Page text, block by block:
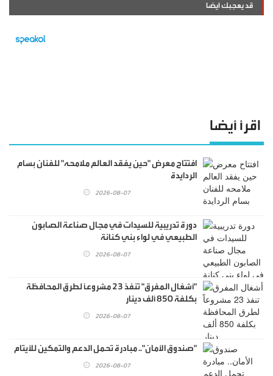
قد يعجبك ايضا
اقرأ أيضا
افتتاح معرض "حين يفقد العالم ملامحه" للفنان بسام
الردايدة
2026-08-07
دورة تدريبية للسيدات في مجال صناعة الصابون
الطبيعي في لواء بني كنانة
2026-08-07
"أشغال المفرق" تنفذ 23 مشروعاً لطرق المحافظة
بكلفة 850 ألف دينار
2026-08-07
"صندوق الأمان".. مبادرة تحمل الدعم والتمكين للأيتام
2026-08-07